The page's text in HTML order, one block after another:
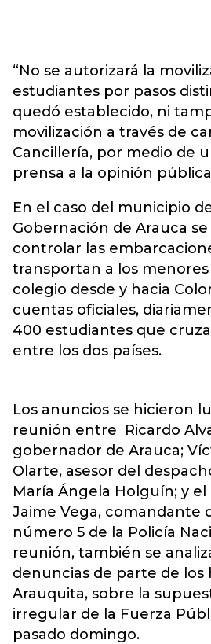
“No se autorizará la
estudiantes por pasos
quedó establecido, ni
movilización a través de
Cancillería, por medio de
prensa a la opinión
En el caso del municipio
Gobernación de Arauca
controlar las
transportan a los menores
colegio desde y hacia
cuentas oficiales,
400 estudiantes que
entre los dos países.
Los anuncios se hicieron
reunión entre Ricardo
gobernador de Arauca;
Olarte, asesor del
María Ángela Holguín; y
Jaime Vega, comandante
número 5 de la Policía
reunión, también se
denuncias de parte de los
Arauquita, sobre la
irregular de la Fuerza
pasado domingo.